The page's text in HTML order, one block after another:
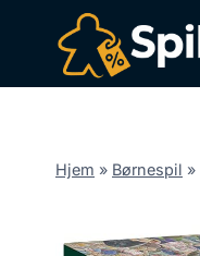
Hjem » Børnespil »